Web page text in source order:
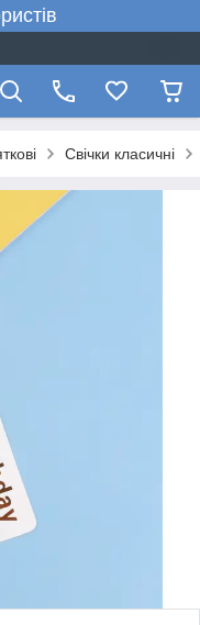
Свічки класичні